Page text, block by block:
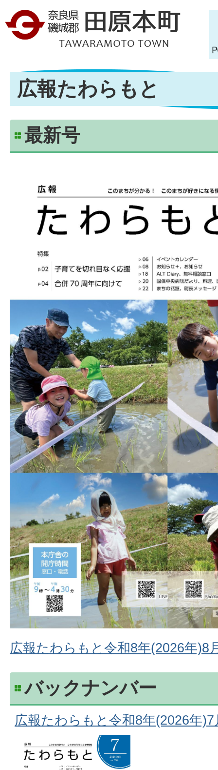
広報たわらもと
最新号
広報たわらもと令和8年(2026年)8
バックナンバー
広報たわらもと令和8年(2026年)7